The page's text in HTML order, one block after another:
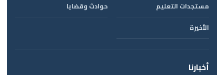
مستجدات التعليم
حوادث وقضايا
الأخيرة
أخبارنا